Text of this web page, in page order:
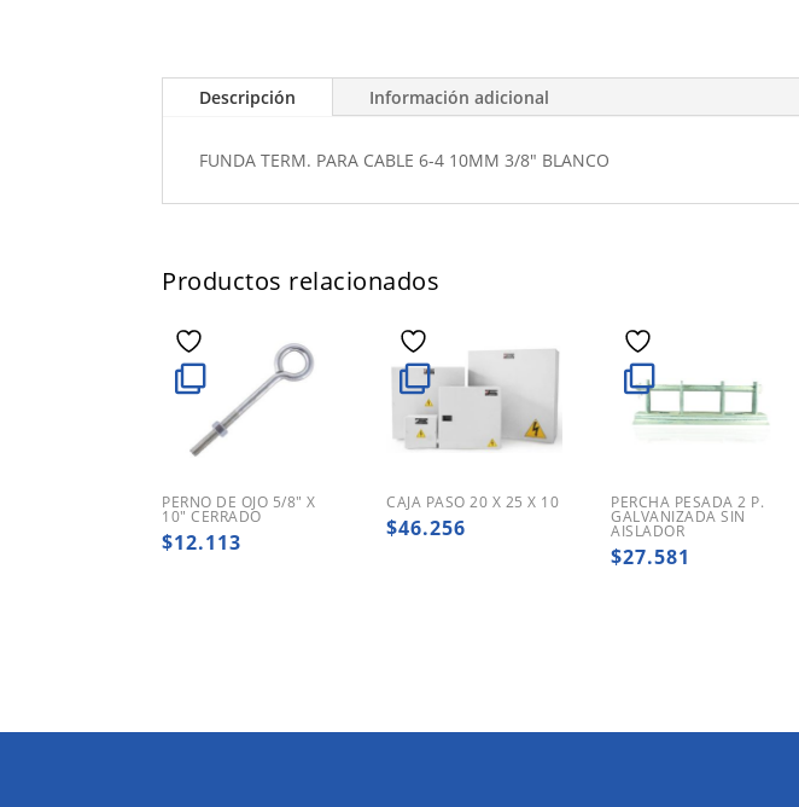
Descripción Información adicional
FUNDA TERM. PARA CABLE 6-4 10MM 3/8" BLANCO
Productos relacionados
PERNO DE OJO 5/8″ X
10″ CERRADO
$12.113
CAJA PASO 20 X 25 X 10
$46.256
PERCHA PESADA 2 P.
GALVANIZADA SIN
AISLADOR
$27.581